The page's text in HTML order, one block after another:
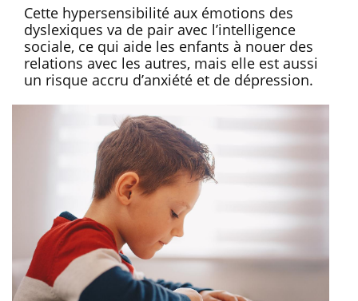
Cette hypersensibilité aux émotions des
dyslexiques va de pair avec l’intelligence
sociale, ce qui aide les enfants à nouer des
relations avec les autres, mais elle est aussi
un risque accru d’anxiété et de dépression.